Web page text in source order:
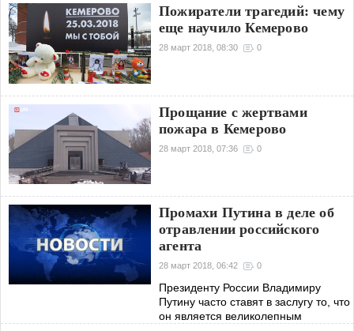
Пожиратели трагедий: чему
еще научило Кемерово
28 март 2018, 08:30 0
Прощание с жертвами
пожара в Кемерово
28 март 2018, 07:36 0
Промахи Путина в деле об
отравлении российского
агента
28 март 2018, 06:42 0
Президенту России Владимиру
Путину часто ставят в заслугу то, что
он является великолепным